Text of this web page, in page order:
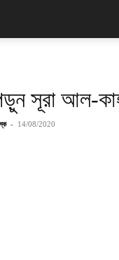
সূরা আল-
- 14/08/2020